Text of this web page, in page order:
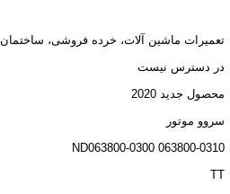
تعمیرات ماشین آلات، خرده فروشی، ساختمان
در دسترس نیست
محصول جدید 2020
سروو موتور
ND063800-0300 063800-0310
TT